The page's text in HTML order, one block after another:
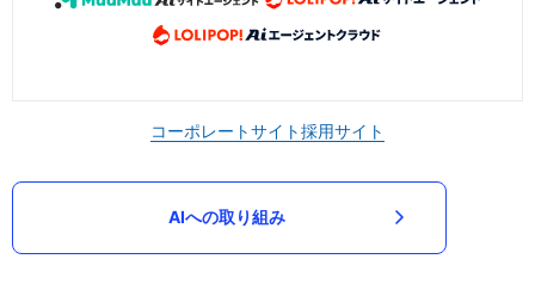
コーポレートサイト採用サイト
AIへの取り組み